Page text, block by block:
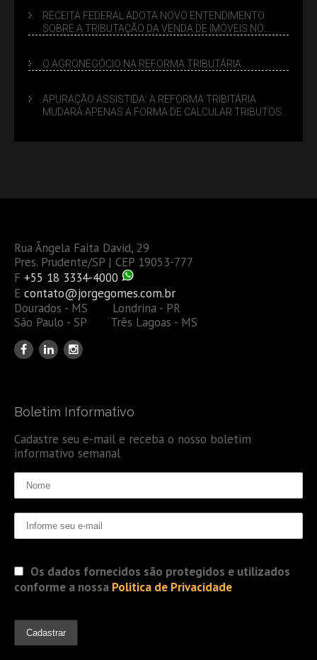
RECEITA FEDERAL ADOTA NOVO ENTENDIMENTO
SOBRE A TRIBUTAÇÃO DA VENDA DE IMÓVEIS NO
O AGRONEGÓCIO NA REFORMA TRIBUTÁRIA
APURAÇÃO ASSISTIDA: A REFORMA TRIBITÁRIA
MUDARÁ APENAS A FORMA DE CALCULAR TRIBUTOS
Rua Ângela Faita David, 29
Pres. Prudente/SP | CEP 19053-777
F +55 18 3334-4000
E contato@jorgegomes.com.br
Dourados - MS Londrina - PR
São Paulo - SP Três Lagoas - MS
Boletim Informativo
Cadastre seu e-mail e receba o nosso boletim
informativo semanal
Os dados fornecidos são protegidos e utilizados
conforme a nossa Politica de Privacidade